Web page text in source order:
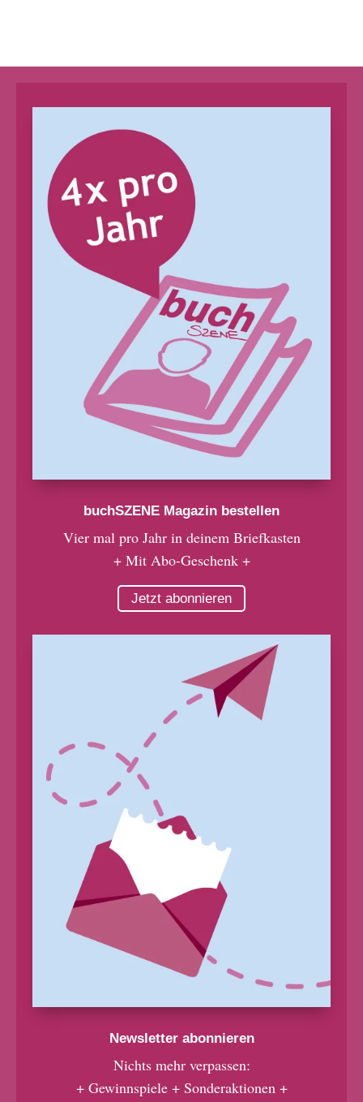
buchSZENE Magazin bestellen
Vier mal pro Jahr in deinem Briefkasten
+ Mit Abo-Geschenk +
Jetzt abonnieren
Newsletter abonnieren
Nichts mehr verpassen:
+ Gewinnspiele + Sonderaktionen +